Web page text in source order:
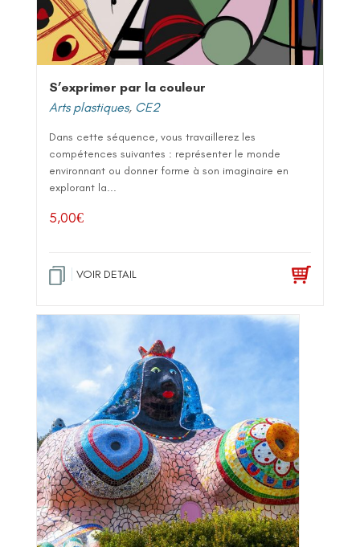
S’exprimer par la couleur
Arts plastiques, CE2
Dans cette séquence, vous travaillerez les
compétences suivantes : représenter le monde
environnant ou donner forme à son imaginaire en
explorant la...
5,00€
VOIR DETAIL